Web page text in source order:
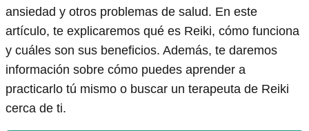
ansiedad y otros problemas de salud. En este
artículo, te explicaremos qué es Reiki, cómo funciona
y cuáles son sus beneficios. Además, te daremos
información sobre cómo puedes aprender a
practicarlo tú mismo o buscar un terapeuta de Reiki
cerca de ti.